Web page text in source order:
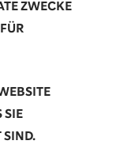
ZWECKE
SIE
SIND.